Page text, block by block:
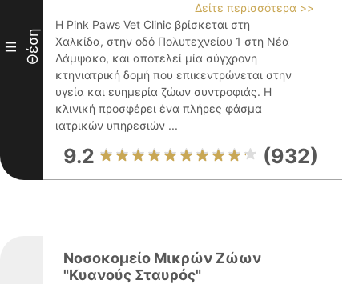
III Θέση
Δείτε περισσότερα >>
Η Pink Paws Vet Clinic βρίσκεται στη
Χαλκίδα, στην οδό Πολυτεχνείου 1 στη Νέα
Λάμψακο, και αποτελεί μία σύγχρονη
κτηνιατρική δομή που επικεντρώνεται στην
υγεία και ευημερία ζώων συντροφιάς. Η
κλινική προσφέρει ένα πλήρες φάσμα
ιατρικών υπηρεσιών ...
9.2 (932)
Νοσοκομείο Μικρών Ζώων
"Κυανούς Σταυρός"